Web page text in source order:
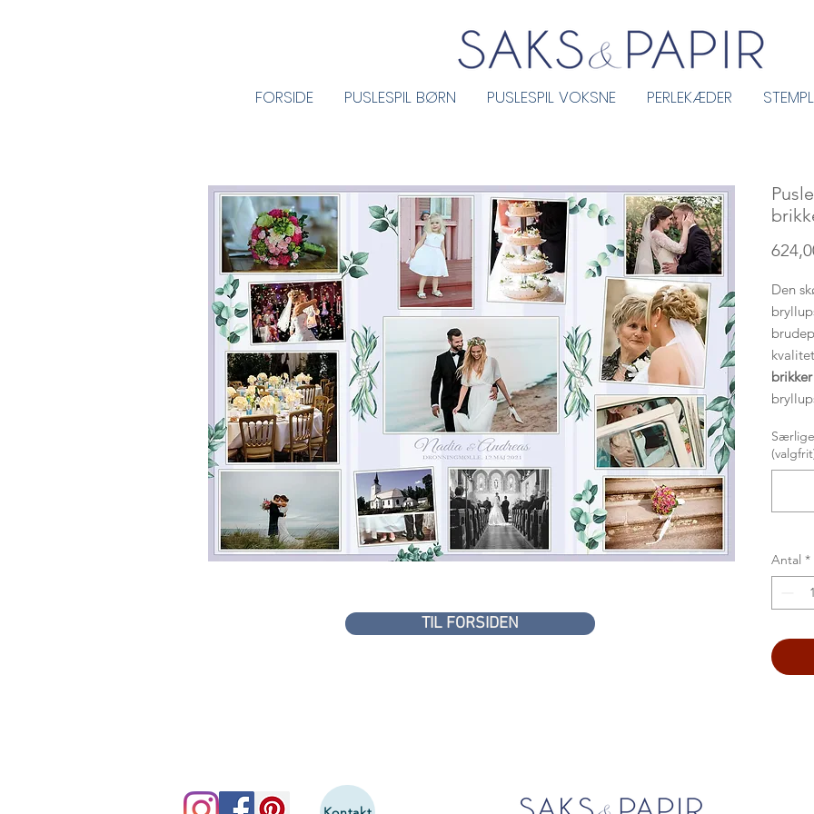
FORSIDE PUSLESPIL BØRN PUSLESPIL VOKSNE PERLEKÆDER
Den
brikker
Vi
ud.
det,
Antal *
TIL FORSIDEN